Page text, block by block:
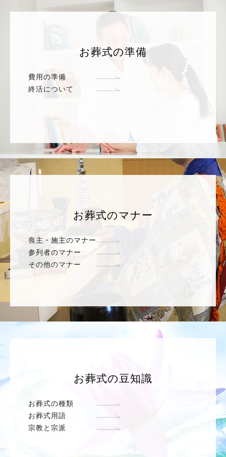
お葬式の準備
費用の準備
終活について
お葬式のマナー
喪主・施主のマナー
参列者のマナー
その他のマナー
お葬式の豆知識
お葬式の種類
お葬式用語
宗教と宗派